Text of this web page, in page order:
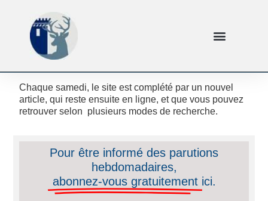
Chaque samedi, le site est complété par un nouvel
article, qui reste ensuite en ligne, et que vous pouvez
retrouver selon plusieurs modes de recherche.
Pour être informé des parutions
hebdomadaires,
abonnez-vous gratuitement ici.